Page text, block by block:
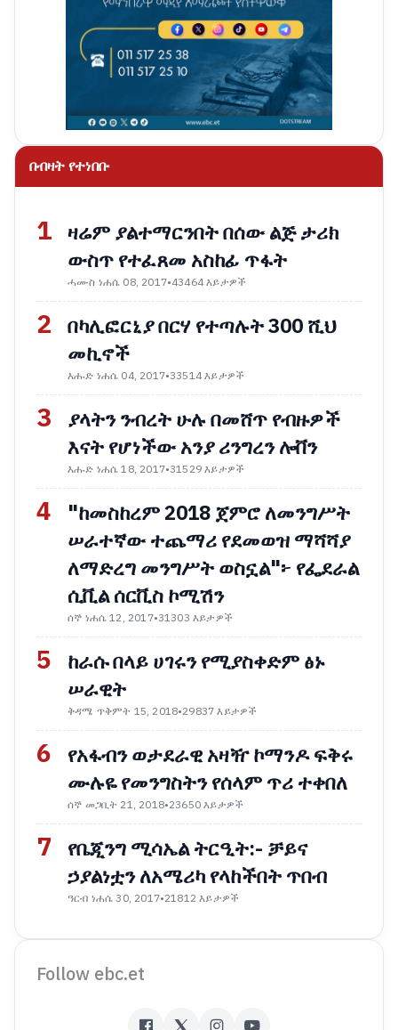
በብዛት የተነበቡ
1 ዛሬም ያልተማርንበት በሰው ልጅ ታሪክ
ውስጥ የተፈጸመ አስከፊ ጥፋት
ሓሙስ ነሐሴ 08, 2017•43464 እይታዎች
2 በካሊፎርኒያ በርሃ የተጣሉት 300 ሺህ
መኪኖች
እሑድ ነሐሴ 04, 2017•33514 እይታዎች
3
ያላትን ንብረት ሁሉ በመሸጥ የብዙዎች
እናት የሆነችው አንያ ሪንግረን ሎቨን
እሑድ ነሐሴ 18, 2017•31529 እይታዎች
4
"ከመስከረም 2018 ጀምሮ ለመንግሥት
ሠራተኛው ተጨማሪ የደመወዝ ማሻሻያ
ለማድረግ መንግሥት ወስኗል"፦ የፌደራል
ሲቪል ሰርቪስ ኮሚሽን
ሰኞ ነሐሴ 12, 2017•31303 እይታዎች
5
ከራሱ በላይ ሀገሩን የሚያስቀድም ፅኑ
ሠራዊት
ቅዳሜ ጥቅምት 15, 2018•29837 እይታዎች
6
የአፋብን ወታደራዊ አዛዥ ኮማንዶ ፍቅሩ
ሙሉዬ የመንግስትን የሰላም ጥሪ ተቀበለ
ሰኞ መጋቢት 21, 2018•23650 እይታዎች
7
የቤጂንግ ሚሳኤል ትርዒት:- ቻይና
ኃያልነቷን ለአሜሪካ የላከችበት ጥበብ
ዓርብ ነሐሴ 30, 2017•21812 እይታዎች
Follow ebc.et